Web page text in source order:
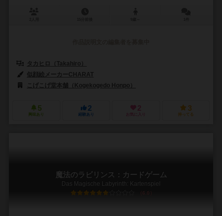
タカヒロ（Takahiro）
似顔絵メーカーCHARAT
こげこげ堂本舗（Kogekogedo Honpo）
5
興味あり
2
経験あり
2
お気に入り
3
持ってる
魔法のラビリンス：カードゲーム
Das Magische Labyrinth: Kartenspiel
6.0